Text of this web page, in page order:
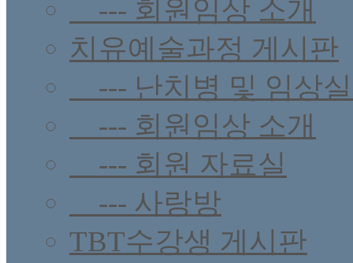
--- 회원임상 소개
치유예술과정 게시판
--- 난치병 및 임상
--- 회원임상 소개
--- 회원 자료실
--- 사랑방
TBT수강생 게시판